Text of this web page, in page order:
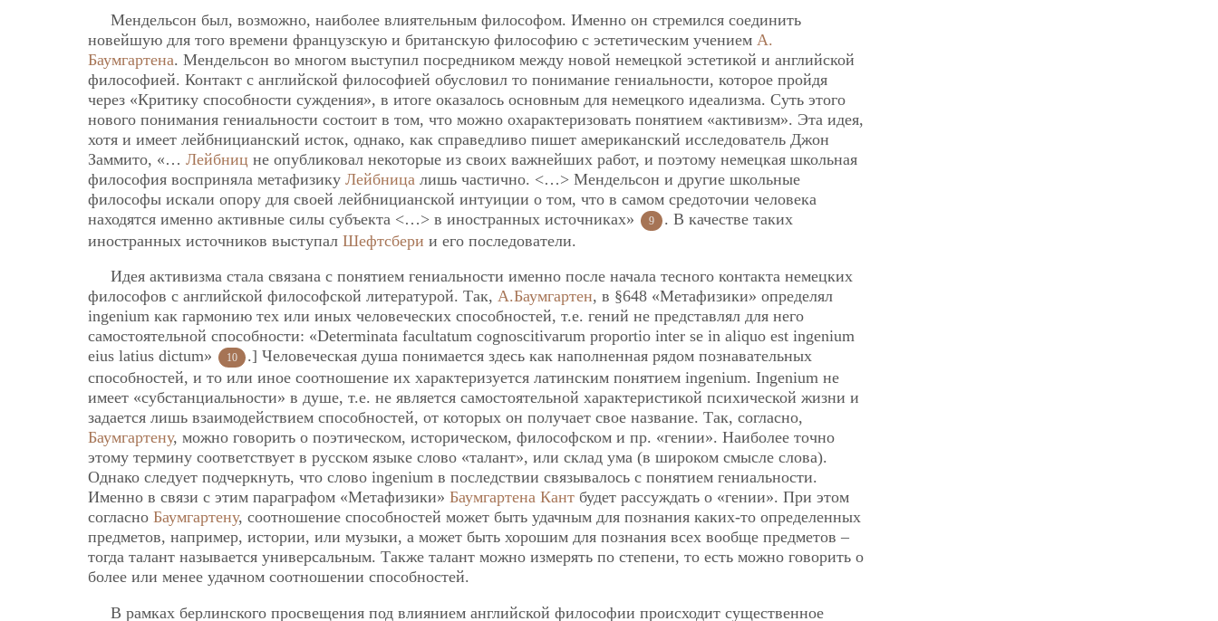
Мендельсон был, возможно, наиболее влиятельным философом. Именно он стремился соединить
новейшую для того времени французскую и британскую философию с эстетическим учением А.
Баумгартена. Мендельсон во многом выступил посредником между новой немецкой эстетикой и английской
философией. Контакт с английской философией обусловил то понимание гениальности, которое пройдя
через «Критику способности суждения», в итоге оказалось основным для немецкого идеализма. Суть этого
нового понимания гениальности состоит в том, что можно охарактеризовать понятием «активизм». Эта идея,
хотя и имеет лейбницианский исток, однако, как справедливо пишет американский исследователь Джон
Заммито, «… Лейбниц не опубликовал некоторые из своих важнейших работ, и поэтому немецкая школьная
философия восприняла метафизику Лейбница лишь частично. <…> Мендельсон и другие школьные
философы искали опору для своей лейбницианской интуиции о том, что в самом средоточии человека
находятся именно активные силы субъекта <…> в иностранных источниках»
9
. В качестве таких
иностранных источников выступал Шефтсбери и его последователи.
Идея активизма стала связана с понятием гениальности именно после начала тесного контакта немецких
философов с английской философской литературой. Так, А.Баумгартен, в §648 «Метафизики» определял
ingenium как гармонию тех или иных человеческих способностей, т.е. гений не представлял для него
самостоятельной способности: «Determinata facultatum cognoscitivarum proportio inter se in aliquo est ingenium
eius latius dictum»
10
.] Человеческая душа понимается здесь как наполненная рядом познавательных
способностей, и то или иное соотношение их характеризуется латинским понятием ingenium. Ingenium не
имеет «субстанциальности» в душе, т.е. не является самостоятельной характеристикой психической жизни и
задается лишь взаимодействием способностей, от которых он получает свое название. Так, согласно,
Баумгартену, можно говорить о поэтическом, историческом, философском и пр. «гении». Наиболее точно
этому термину соответствует в русском языке слово «талант», или склад ума (в широком смысле слова).
Однако следует подчеркнуть, что слово ingenium в последствии связывалось с понятием гениальности.
Именно в связи с этим параграфом «Метафизики» Баумгартена Кант будет рассуждать о «гении». При этом
согласно Баумгартену, соотношение способностей может быть удачным для познания каких-то определенных
предметов, например, истории, или музыки, а может быть хорошим для познания всех вообще предметов –
тогда талант называется универсальным. Также талант можно измерять по степени, то есть можно говорить о
более или менее удачном соотношении способностей.
В рамках берлинского просвещения под влиянием английской философии происходит существенное